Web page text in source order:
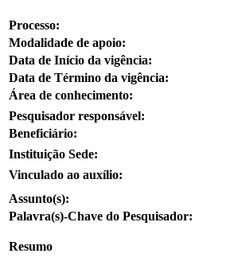
Processo:
Modalidade de apoio:
Data de Início da vigência:
Data de Término da vigência:
Área de conhecimento:
Pesquisador responsável:
Beneficiário:
Instituição Sede:
Vinculado ao auxílio:
Assunto(s):
Palavra(s)-Chave do Pesquisador:
Resumo